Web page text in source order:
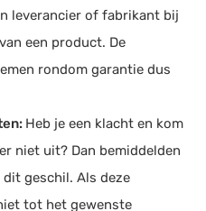
leverancier of fabrikant bij
een product. De
rondom garantie dus
Heb je een klacht en kom
niet uit? Dan bemiddelden
geschil. Als deze
tot het gewenste